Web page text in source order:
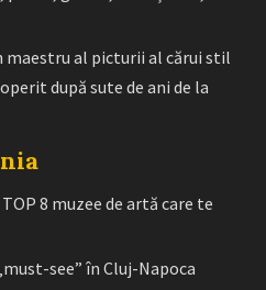
maestru al picturii al cărui stil
după sute de ani de la
8 muzee de artă care te
see” în Cluj-Napoca